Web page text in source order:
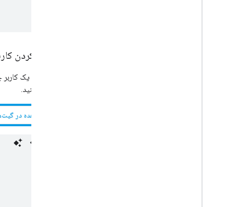
اضافه کردن
این نمونه یک
مراجعه کنید.
مشاهده در